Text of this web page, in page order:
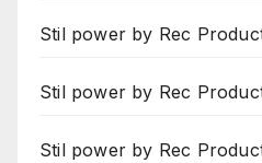
Stil power by Rec
Stil power by Rec
Stil power by Rec